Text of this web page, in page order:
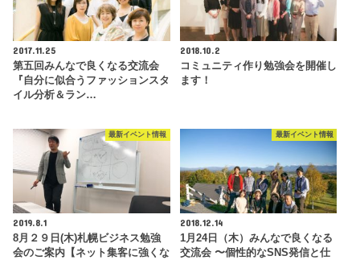
2017.11.25
第五回みんなで良くなる交流会
『自分に似合うファッションスタ
イル分析＆ラン…
2018.10.2
コミュニティ作り勉強会を開催し
ます！
最新イベント情報
2019.8.1
8月２９日(木)札幌ビジネス勉強
会のご案内【ネット集客に強くな
最新イベント情報
2018.12.14
1月24日（木）みんなで良くなる
交流会 〜個性的なSNS発信と仕